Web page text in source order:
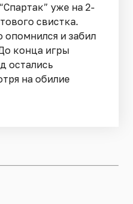
уже на 2-
свистка.
опомнился и забил
конца игры
остались
на обилие